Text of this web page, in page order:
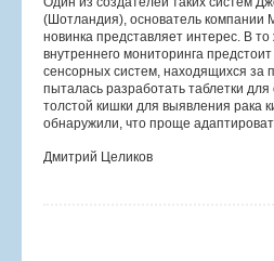
(Шотландия), основатель компании
новинка представляет интерес. В
внутреннего мониторинга
сенсорных систем, находящихся за
пыталась разработать таблетки
толстой кишки для выявления рака
обнаружили, что проще
Дмитрий Целиков